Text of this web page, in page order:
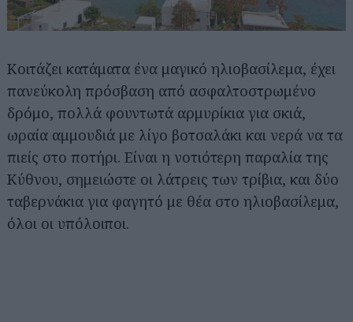
Κοιτάζει κατάματα ένα μαγικό ηλιοβασίλεμα, έχει
πανεύκολη πρόσβαση από ασφαλτοστρωμένο
δρόμο, πολλά φουντωτά αρμυρίκια για σκιά,
ωραία αμμουδιά με λίγο βοτσαλάκι και νερά να τα
πιείς στο ποτήρι. Είναι η νοτιότερη παραλία της
Κύθνου, σημειώστε οι λάτρεις των τρίβια, και δύο
ταβερνάκια για φαγητό με θέα στο ηλιοβασίλεμα,
όλοι οι υπόλοιποι.